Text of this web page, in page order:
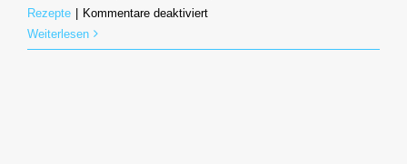
Rezepte | Kommentare deaktiviertfür
mit
Weiterlesen